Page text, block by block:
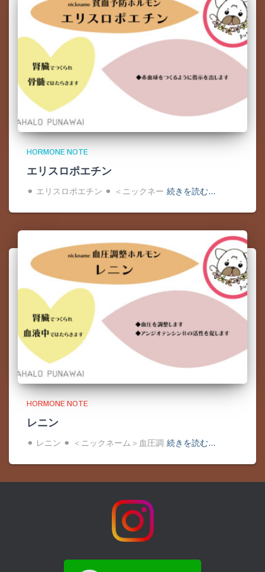
HORMONE NOTE
エリスロポエチン
⚫︎ エリスロポエチン ⚫︎ ＜ニックネー 続きを読む…
HORMONE NOTE
レニン
⚫︎ レニン ⚫︎ ＜ニックネーム＞血圧調 続きを読む…